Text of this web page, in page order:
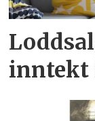
inntekt